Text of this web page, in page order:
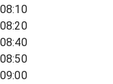
08:10
08:20
08:40
08:50
09:00